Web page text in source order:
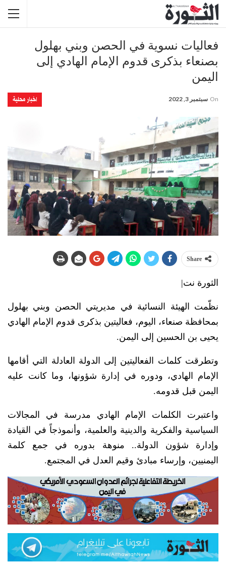
فعاليات نسوية في الحصن وبني بهلول
بصنعاء بذكرى قدوم الإمام الهادي إلى
اليمن
اخبار محلية On سبتمبر 3, 2022
Share
الثورة نت|
نظّمت الهيئة النسائية في مديريتي الحصن وبني بهلول
بمحافظة صنعاء، اليوم، فعاليتين بذكرى قدوم الإمام الهادي
يحيى بن الحسين إلى اليمن.
وتطرقت كلمات الفعاليتين إلى الدولة العادلة التي أقامها
الإمام الهادي، ودوره في إدارة شؤونها، وما كانت عليه
اليمن قبل قدومه.
واعتبرت الكلمات الإمام الهادي مدرسة في المجالات
السياسية والفكرية والدينية والعلمية، وأنموذجاً في القيادة
وإدارة شؤون الدولة.. منوهة بدوره في جمع كلمة
اليمنيين، وإرساء مبادئ وقيم العدل في المجتمع.